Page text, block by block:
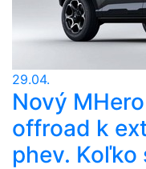
29.04.
Nový
offroad k
phev. Koľko